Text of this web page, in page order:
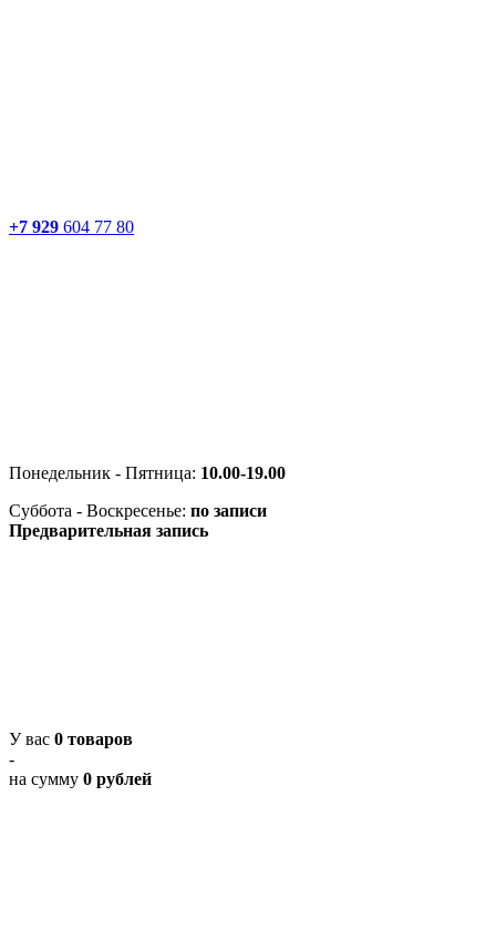
+7 929 604 77 80
Понедельник - Пятница: 10.00-19.00
Суббота - Воскресенье: по записи
Предварительная запись
У вас 0 товаров
-
на сумму 0 рублей